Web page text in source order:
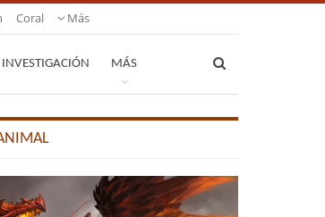
Coral Más
INVESTIGACIÓN MÁS